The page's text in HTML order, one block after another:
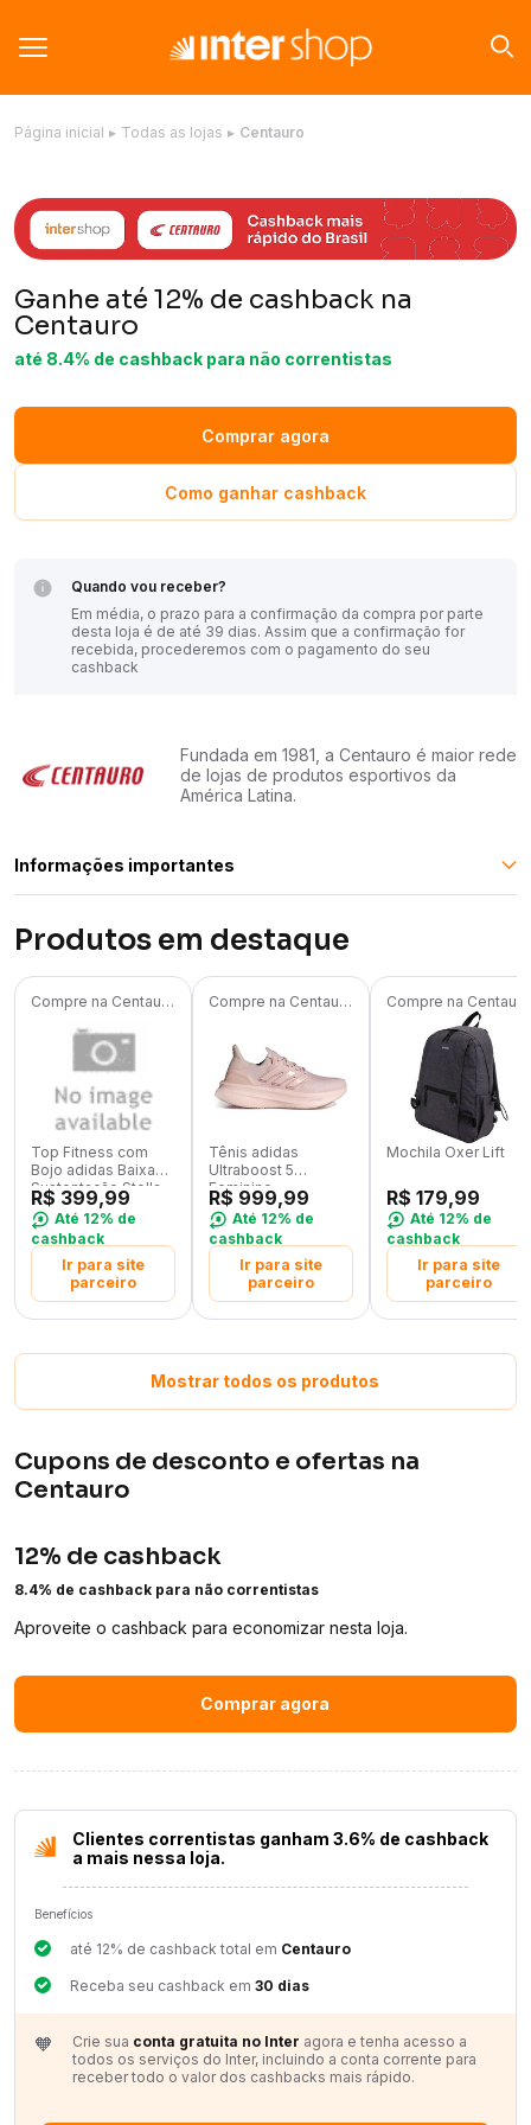
Página inicial ▸ Todas as lojas ▸ Centauro
Ganhe até 12% de cashback na
Centauro
até 8.4% de cashback para não correntistas
Comprar agora
Como ganhar cashback
Quando vou receber?
Em média, o prazo para a confirmação da compra por parte
desta loja é de até 39 dias. Assim que a confirmação for
recebida, procederemos com o pagamento do seu
cashback
Fundada em 1981, a Centauro é maior rede
de lojas de produtos esportivos da
América Latina.
Informações importantes
Cliente de Conta Digital Inter recebe o cashback em 30
dias. Em casos excepcionais o pagamento pode
acontecer em até 120 dias.
Caso opte por realizar a compra via web, você não deve
interagir com outros sites no momento da compra.
Cancelamento total ou parcial da compra invalida o
pagamento do cashback.
Uso de cupons na compra, não oferecidos pelo Inter,
invalida o pagamento do cashback.
Para garantir o cashback, você precisa esvaziar seu
carrinho e fazer sua compra, do início ao fim, a partir
dessa tela.
Super Limite indisponível para compras feitas diretamente
em lojas parceiras.
momento da compra no site parceiro.
Todas as informações sobre as regras e condições
estão descritas no nosso Termos e Condições.
Mostrar Termos e Condições
Produtos em destaque
Compre na Centauro
Top Fitness com
Bojo adidas Baixa
Sustentação Stella
McCartney Adulto
R$ 399,99
Até 12% de
cashback
Ir para site
parceiro
Compre na Centauro
Tênis adidas
Ultraboost 5
Feminino
R$ 999,99
Até 12% de
cashback
Ir para site
parceiro
Compre na Centauro
Mochila Oxer Lift
R$ 179,99
Até 12% de
cashback
Ir para site
parceiro
Mostrar todos os produtos
Cupons de desconto e ofertas na
Centauro
12% de cashback
8.4% de cashback para não correntistas
Aproveite o cashback para economizar nesta loja.
Comprar agora
Clientes correntistas ganham 3.6% de cashback
a mais nessa loja.
Benefícios
até 12% de cashback total em Centauro
Receba seu cashback em 30 dias
🧡 Crie sua conta gratuita no Inter agora e tenha acesso a
todos os serviços do Inter, incluindo a conta corrente para
receber todo o valor dos cashbacks mais rápido.